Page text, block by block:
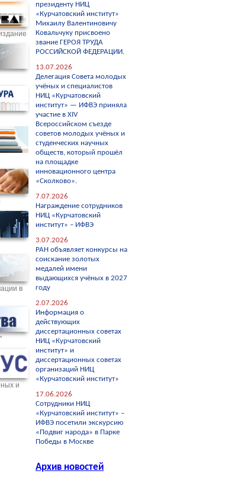
в
и
президенту НИЦ
«Курчатовский институт»
Михаилу Валентиновичу
Ковальчуку присвоено
звание ГЕРОЯ ТРУДА
РОССИЙСКОЙ ФЕДЕРАЦИИ.
13.07.2026
Делегация Совета молодых
учёных и специалистов
НИЦ «Курчатовский
институт» — ИФВЭ приняла
участие в XIV
Всероссийском съезде
советов молодых учёных и
студенческих научных
обществ, который прошёл
на площадке
инновационного центра
«Сколково».
7.07.2026
Награждение сотрудников
НИЦ «Курчатовский
институт» – ИФВЭ
3.07.2026
РАН объявляет конкурсы на
соискание золотых
медалей имени
выдающихся учёных в 2027
году
2.07.2026
Информация о
действующих
диссертационных советах
НИЦ «Курчатовский
институт» и
диссертационных советах
организаций НИЦ
«Курчатовский институт»
17.06.2026
Сотрудники НИЦ
«Курчатовский институт» –
ИФВЭ посетили экскурсию
«Подвиг народа» в Парке
Победы в Москве
Архив новостей